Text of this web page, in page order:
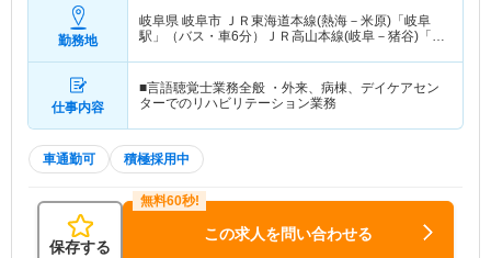
勤務地
岐阜県 岐阜市 ＪＲ東海道本線(熱海－米原)「岐阜
駅」（バス・車6分）ＪＲ高山本線(岐阜－猪谷)「岐
仕事内容
■言語聴覚士業務全般 ・外来、病棟、デイケアセン
ターでのリハビリテーション業務
車通勤可 積極採用中
保存する
この求人を問い合わせる